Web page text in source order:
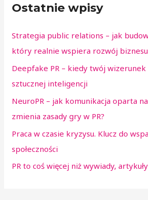
Ostatnie wpisy
Strategia public relations – jak
który realnie wspiera rozwój biznesu
Deepfake PR – kiedy twój
sztucznej inteligencji
NeuroPR – jak komunikacja oparta
zmienia zasady gry w PR?
Praca w czasie kryzysu. Klucz do
społeczności
PR to coś więcej niż wywiady,